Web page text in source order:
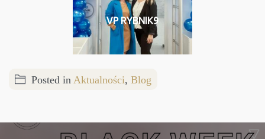
VP RYBNIK9
Posted in Aktualności, Blog